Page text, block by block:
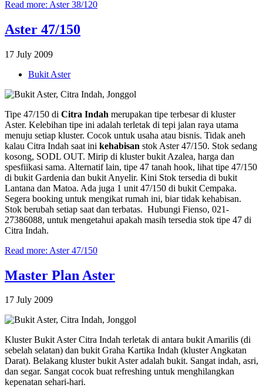
Read more: Aster 38/120
Aster 47/150
17 July 2009
Bukit Aster
Tipe 47/150 di Citra Indah merupakan tipe terbesar di kluster
Aster. Kelebihan tipe ini adalah terletak di tepi jalan raya utama
menuju setiap kluster. Cocok untuk usaha atau bisnis. Tidak aneh
kalau Citra Indah saat ini kehabisan stok Aster 47/150. Stok sedang
kosong, SODL OUT. Mirip di kluster bukit Azalea, harga dan
spesfiikasi sama. Alternatif lain, tipe 47 tanah hook, lihat tipe 47/150
di bukit Gardenia dan bukit Anyelir. Kini Stok tersedia di bukit
Lantana dan Matoa. Ada juga 1 unit 47/150 di bukit Cempaka.
Segera booking untuk mengikat rumah ini, biar tidak kehabisan.
Stok berubah setiap saat dan terbatas. Hubungi Fienso, 021-
27386088, untuk mengetahui apakah masih tersedia stok tipe 47 di
Citra Indah.
Read more: Aster 47/150
Master Plan Aster
17 July 2009
Kluster Bukit Aster Citra Indah terletak di antara bukit Amarilis (di
sebelah selatan) dan bukit Graha Kartika Indah (kluster Angkatan
Darat). Belakang kluster bukit Aster adalah bukit. Sangat indah, asri,
dan segar. Sangat cocok buat refreshing untuk menghilangkan
kepenatan sehari-hari.